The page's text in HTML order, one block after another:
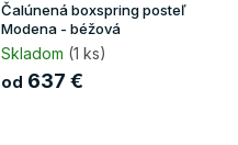
Čalúnená boxspring posteľ
Modena - béžová
Skladom (1 ks)
od 637 €